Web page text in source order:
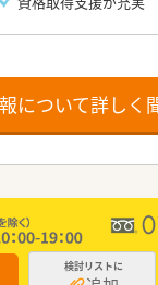
について詳しく
検討リストに